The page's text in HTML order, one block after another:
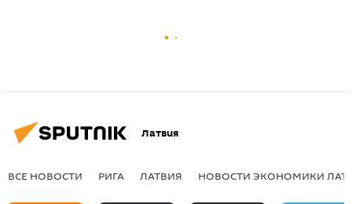
Латвия
ВСЕ НОВОСТИ РИГА ЛАТВИЯ НОВОСТИ ЭКОНОМИКИ